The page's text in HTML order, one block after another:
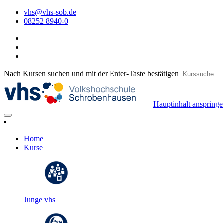
vhs@vhs-sob.de
08252 8940-0
Nach Kursen suchen und mit der Enter-Taste bestätigen
Hauptinhalt
Home
Kurse
Junge vhs